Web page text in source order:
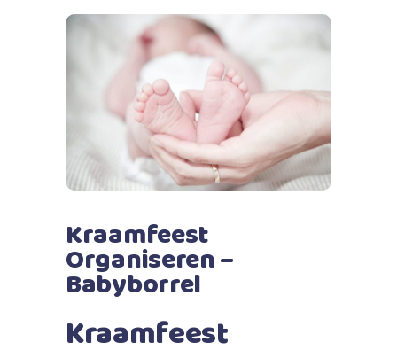
Kraamfeest
Organiseren –
Babyborrel
Kraamfeest